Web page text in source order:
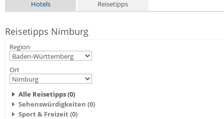
Hotels Reisetipps
Reisetipps Nimburg
Region
Ort
Alle Reisetipps (0)
Sehenswürdigkeiten (0)
Sport & Freizeit (0)